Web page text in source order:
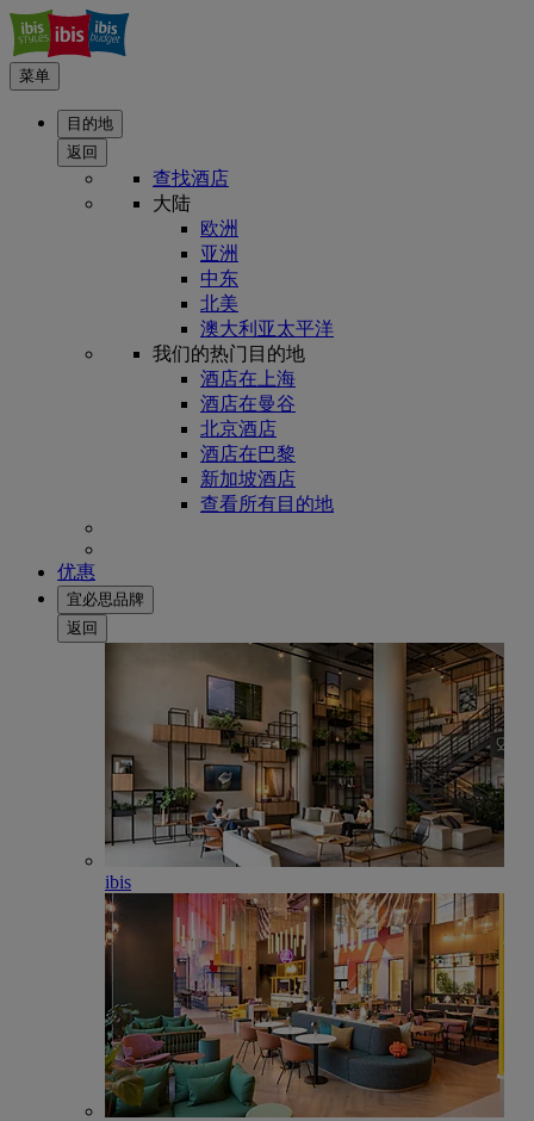
菜单
目的地
返回
查找酒店
大陆
欧洲
亚洲
中东
北美
澳大利亚太平洋
我们的热门目的地
酒店在上海
酒店在曼谷
北京酒店
酒店在巴黎
新加坡酒店
查看所有目的地
优惠
宜必思品牌
返回
ibis